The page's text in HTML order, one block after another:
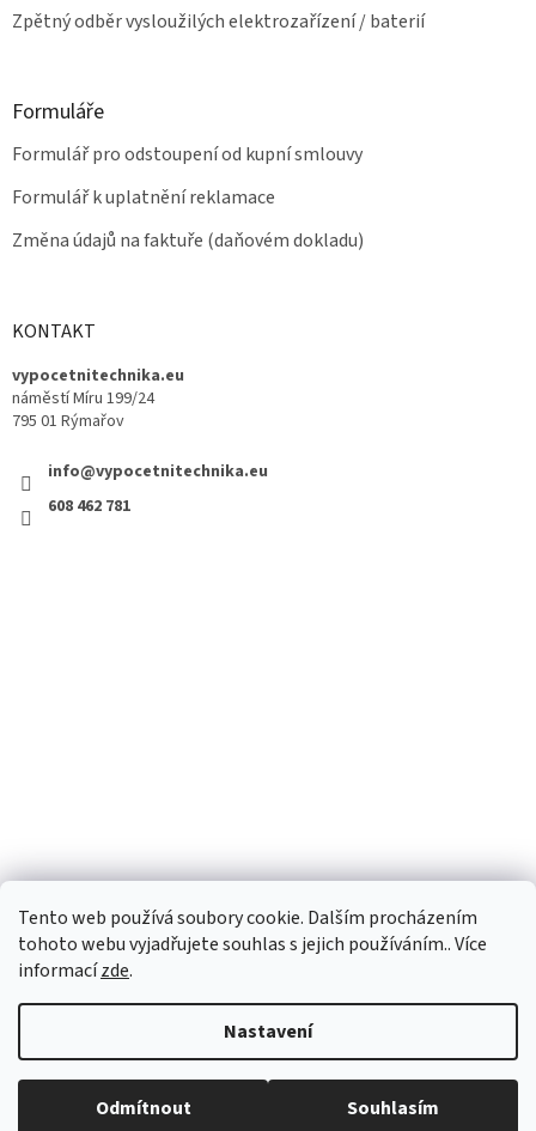
Tento web používá soubory cookie. Dalším procházením
tohoto webu vyjadřujete souhlas s jejich používáním.. Více
informacízde.
Nastavení
Odmítnout Souhlasím
Zpětný odběr vysloužilých elektrozařízení / baterií
Formuláře
Formulář pro odstoupení od kupní smlouvy
Formulář k uplatnění reklamace
Změna údajů na faktuře (daňovém dokladu)
KONTAKT
vypocetnitechnika.eu
náměstí Míru 199/24
795 01 Rýmařov
info@vypocetnitechnika.eu
608 462 781
Copyright 2026vypocetnitechnika.eu. Všechna práva vyhrazena.
Upravit nastavení cookies